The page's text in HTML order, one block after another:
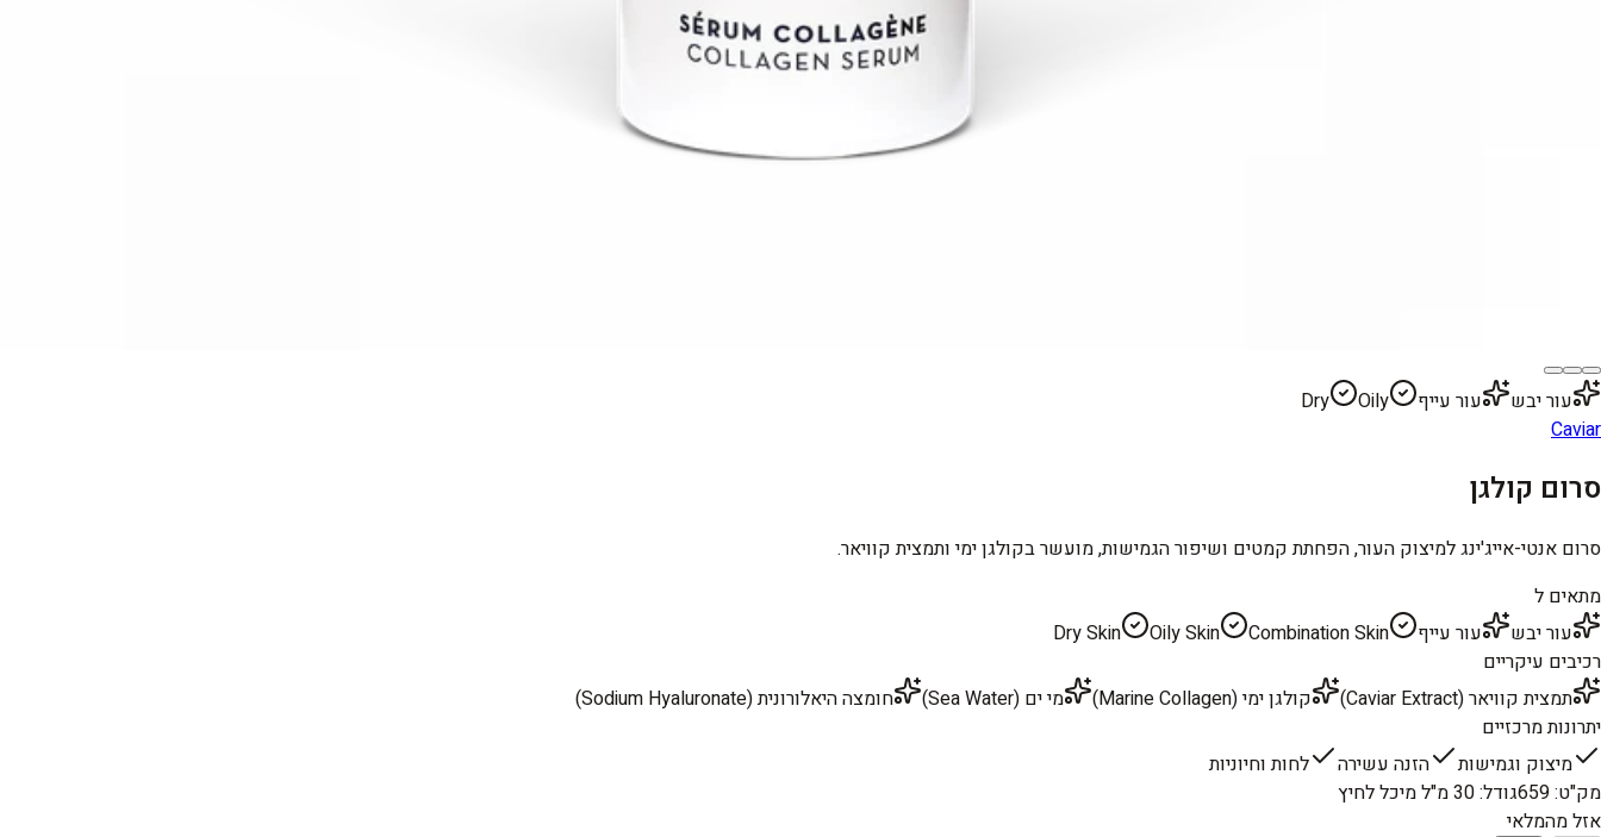
עור יבש עור עייף Dry
Oily
Caviar
סרום קולגן
סרום אנטי-אייג'ינג למיצוק העור, הפחתת קמטים ושיפור הגמישות, מועשר בקולגן ימי ותמצית קוויאר.
מתאים ל
עור יבש
עור עייף Dry Skin Oily Skin
Combination Skin
רכיבים עיקריים
תמצית קוויאר (Caviar Extract)
קולגן ימי (Marine Collagen) מי ים (Sea Water)
חומצה היאלורונית (Sodium Hyaluronate)
יתרונות מרכזיים
מיצוק וגמישות
הזנה עשירה
לחות וחיוניות
מק"ט:
659גודל:30 מ"ל מיכל לחיץ
אזל מהמלאי